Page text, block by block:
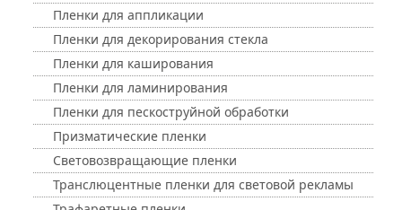
Пленки для аппликации
Пленки для декорирования стекла
Пленки для каширования
Пленки для ламинирования
Пленки для пескоструйной обработки
Призматические пленки
Световозвращающие пленки
Транслюцентные пленки для световой рекламы